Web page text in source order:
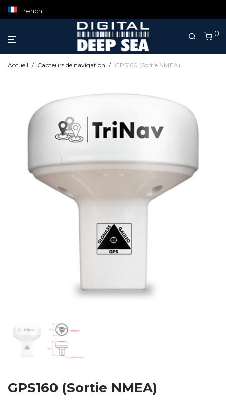
French
0
Accueil / Capteurs de navigation / GPS160 (Sortie NMEA)
GPS160 (Sortie NMEA)